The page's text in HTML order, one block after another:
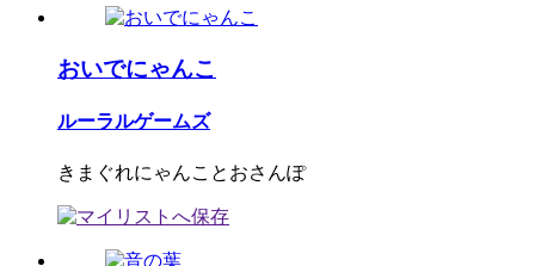
おいでにゃんこ
ルーラルゲームズ
きまぐれにゃんことおさんぽ